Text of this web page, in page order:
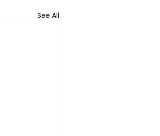
See All